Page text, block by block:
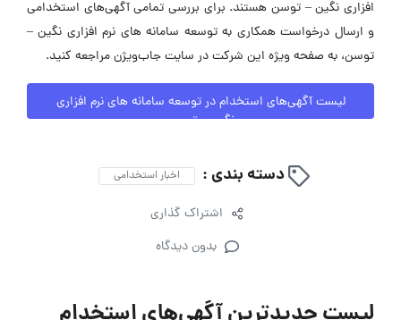
افزاری نگین – توسن هستند. برای بررسی تمامی آگهی‌های استخدامی
و ارسال درخواست همکاری به توسعه سامانه های نرم افزاری نگین –
توسن، به صفحه ویژه این شرکت در سایت جاب‌ویژن مراجعه کنید.
لیست آگهی‌های استخدام در توسعه سامانه های نرم افزاری
نگین – توسن
دسته بندی : اخبار استخدامی
اشتراک گذاری
بدون دیدگاه